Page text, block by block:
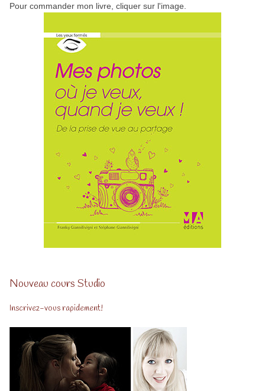
Pour commander mon livre, cliquer sur l'image.
Nouveau cours Studio
Inscrivez-vous rapidement!